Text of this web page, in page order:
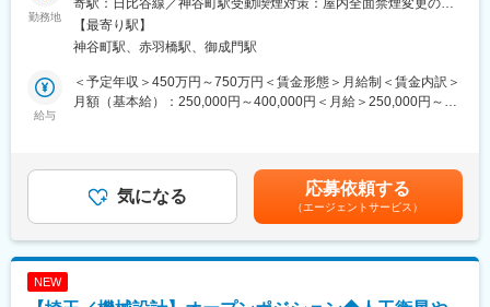
『二度と不具合を発生させない』ことを目的とした、不具合の原
因調査⇒再現試験⇒設計標準設定・評価基準設定のサイクルを実
施します。
■職場について：
旧常滑工場を2020年に全面リニューアルし開設した「とこラボ」
だけでなく、自動車業界、精密機器メーカー、機械メーカーなど
異業種メーカーからキャリア入社したメンバーも非常に多く在籍
しており、バックグラウンドに関わらず、フラットに意見を交わ
□とことんモノづくりを追求！エンジニアファースト
□人工衛星など積極的にビジネスフィールドを拡大
□防衛省などと取引。安定した経営基盤が魅力
□関東に根差し、地に足を付けた生活が叶う
■概要：
「開発」「生産」「販売」が一体となり、全員参加型でモノづく
りの基本精神を守ることにより、工場の直行率99.85％という驚異
の生産力を実現しています。それにより、国産初の製品や売上シ
勤務地
囲：会社の定める事業所
【最寄り駅】
神谷町駅、赤羽橋駅、御成門駅
給与
＜予定年収＞450万円～750万円＜賃金形態＞月給制＜賃金内訳＞
月額（基本給）：250,000円～400,000円＜月給＞250,000円～
であり、選考を通じて上下する可能性があります。月給(月額)は固
定手当を含めた表記です。
気になる 応募依頼する
（エージェントサービス）
NEW